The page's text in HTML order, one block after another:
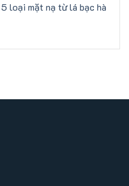
loại mặt nạ từ lá bạc hà